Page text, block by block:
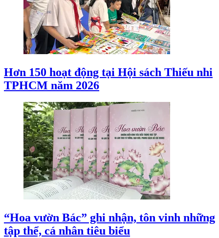
Hơn 150 hoạt động tại Hội sách Thiếu nhi
TPHCM năm 2026
“Hoa vườn Bác” ghi nhận, tôn vinh những
tập thể, cá nhân tiêu biểu